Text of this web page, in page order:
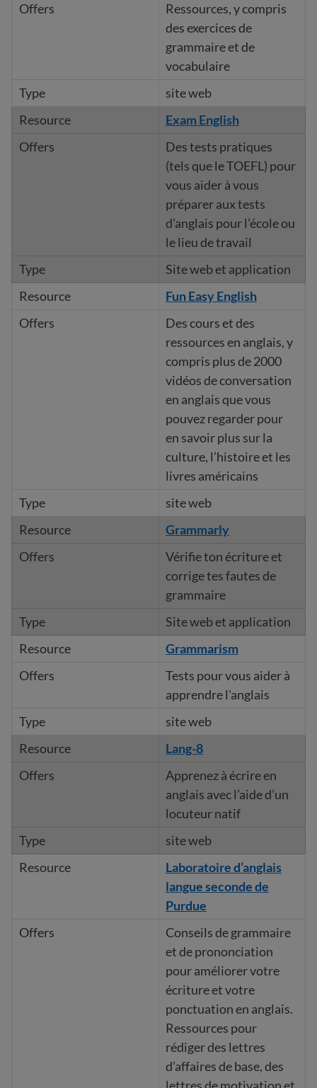
Ressources, y compris
des exercices de
grammaire et de
vocabulaire
site web
Exam English
Des tests pratiques
(tels que le TOEFL) pour
vous aider à vous
préparer aux tests
d’anglais pour l’école ou
le lieu de travail
Site web et application
Fun Easy English
Des cours et des
ressources en anglais, y
compris plus de 2000
vidéos de conversation
en anglais que vous
pouvez regarder pour
en savoir plus sur la
culture, l’histoire et les
livres américains
site web
Grammarly
Vérifie ton écriture et
corrige tes fautes de
grammaire
Site web et application
Grammarism
Tests pour vous aider à
apprendre l'anglais
site web
Lang-8
Apprenez à écrire en
anglais avec l’aide d’un
locuteur natif
site web
Laboratoire d’anglais
langue seconde de
Purdue
Conseils de grammaire
et de prononciation
pour améliorer votre
écriture et votre
ponctuation en anglais.
Ressources pour
rédiger des lettres
d’affaires de base, des